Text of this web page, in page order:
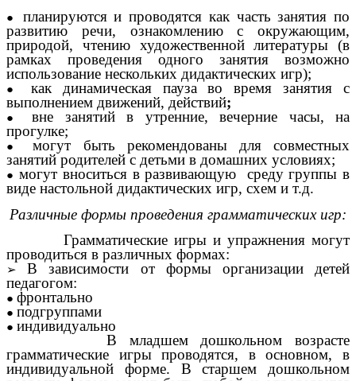
планируются и проводятся как часть занятия по
развитию речи, ознакомлению с окружающим,
природой, чтению художественной литературы (в
рамках проведения одного занятия возможно
использование нескольких дидактических игр);
как динамическая пауза во время занятия с
выполнением движений, действий;
вне занятий в утренние, вечерние часы, на
прогулке;
могут быть рекомендованы для совместных
занятий родителей с детьми в домашних условиях;
могут вноситься в развивающую среду группы в
виде настольной дидактических игр, схем и т.д.
Различные формы проведения грамматических игр:
Грамматические игры и упражнения могут
проводиться в различных формах:
В зависимости от формы организации детей
педагогом:
фронтально
подгруппами
индивидуально
В младшем дошкольном возрасте
грамматические игры проводятся, в основном, в
индивидуальной форме. В старшем дошкольном